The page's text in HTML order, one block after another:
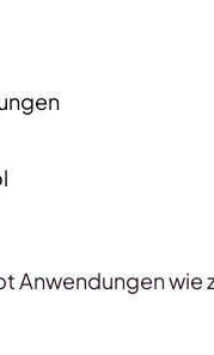
Anwendungen wie